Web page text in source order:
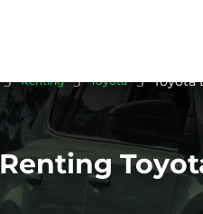
5 Renting 5 Toyota 5 Toyota
Renting